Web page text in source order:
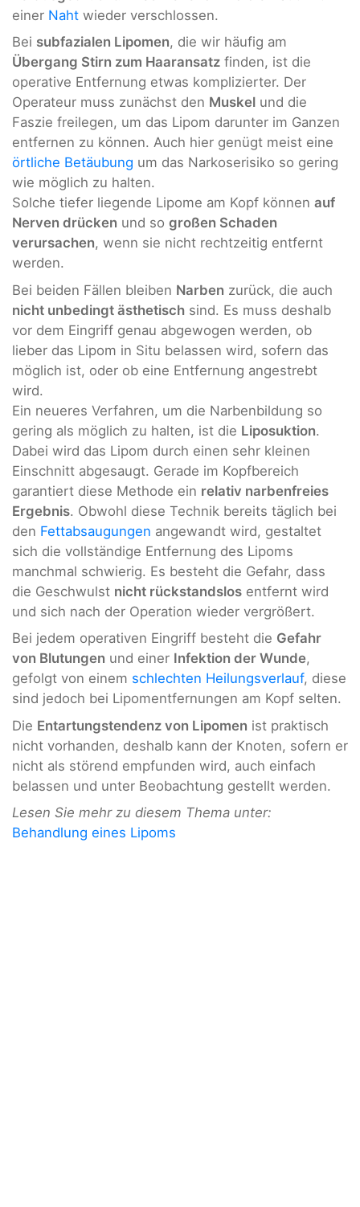
einer Naht wieder verschlossen.
Bei subfazialen Lipomen, die wir häufig am
Übergang Stirn zum Haaransatz finden, ist die
operative Entfernung etwas komplizierter. Der
Operateur muss zunächst den Muskel und die
Faszie freilegen, um das Lipom darunter im Ganzen
entfernen zu können. Auch hier genügt meist eine
örtliche Betäubung um das Narkoserisiko so gering
wie möglich zu halten.
Solche tiefer liegende Lipome am Kopf können auf
Nerven drücken und so großen Schaden
verursachen, wenn sie nicht rechtzeitig entfernt
werden.
Bei beiden Fällen bleiben Narben zurück, die auch
nicht unbedingt ästhetisch sind. Es muss deshalb
vor dem Eingriff genau abgewogen werden, ob
lieber das Lipom in Situ belassen wird, sofern das
möglich ist, oder ob eine Entfernung angestrebt
wird.
Ein neueres Verfahren, um die Narbenbildung so
gering als möglich zu halten, ist die Liposuktion.
Dabei wird das Lipom durch einen sehr kleinen
Einschnitt abgesaugt. Gerade im Kopfbereich
garantiert diese Methode ein relativ narbenfreies
Ergebnis. Obwohl diese Technik bereits täglich bei
den Fettabsaugungen angewandt wird, gestaltet
sich die vollständige Entfernung des Lipoms
manchmal schwierig. Es besteht die Gefahr, dass
die Geschwulst nicht rückstandslos entfernt wird
und sich nach der Operation wieder vergrößert.
Bei jedem operativen Eingriff besteht die Gefahr
von Blutungen und einer Infektion der Wunde,
gefolgt von einem schlechten Heilungsverlauf, diese
sind jedoch bei Lipomentfernungen am Kopf selten.
Die Entartungstendenz von Lipomen ist praktisch
nicht vorhanden, deshalb kann der Knoten, sofern er
nicht als störend empfunden wird, auch einfach
belassen und unter Beobachtung gestellt werden.
Lesen Sie mehr zu diesem Thema unter:
Behandlung eines Lipoms